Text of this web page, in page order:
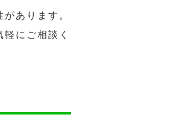
あります。
にご相談く